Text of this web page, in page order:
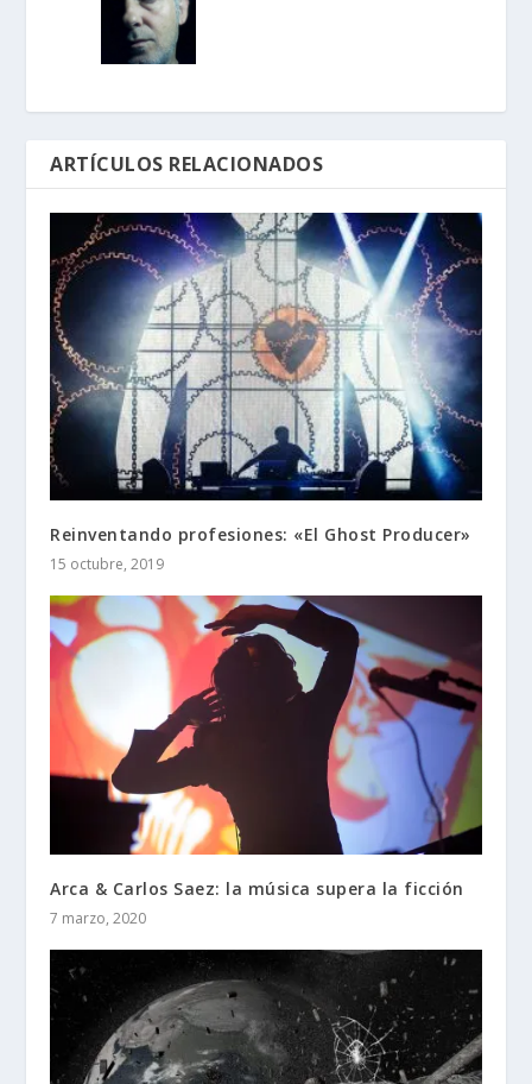
ARTÍCULOS RELACIONADOS
Reinventando profesiones: «El Ghost Producer»
15 octubre, 2019
Arca & Carlos Saez: la música supera la ficción
7 marzo, 2020